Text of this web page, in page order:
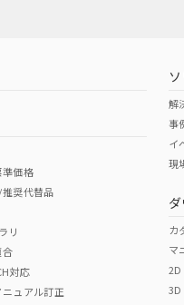
ダウンロード
Cr(VI)
（日
価格
奨代替品
リ
対応
ュアル訂正
解
事
イ
現
カ
マ
2D
3D